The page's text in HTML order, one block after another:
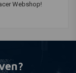
Webshop!